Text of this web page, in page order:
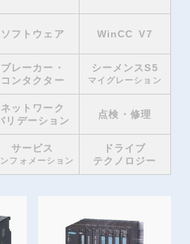
ソフトウェア WinCC V7
ブレーカー・
コンタクター
シーメンスS5
マイグレーション
ネットワーク
リデーション
点検・修理
サービス
フォメーション
ドライブ
テクノロジー